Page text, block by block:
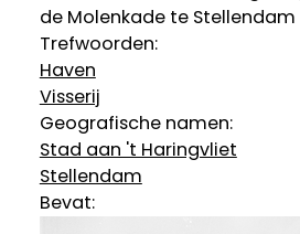
de Molenkade te Stellendam
Trefwoorden:
Haven
Visserij
Geografische namen:
Stad aan 't Haringvliet
Stellendam
Bevat: